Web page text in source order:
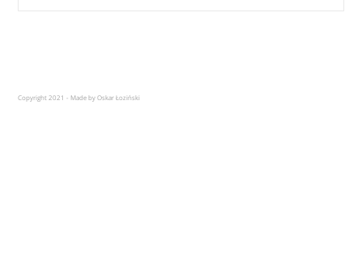
Copyright 2021 - Made by Oskar Łoziński